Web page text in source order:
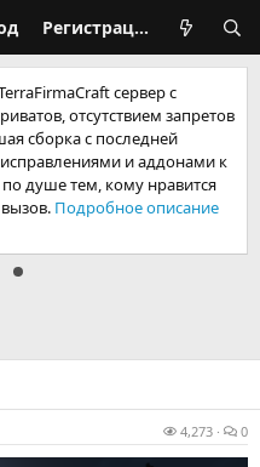
Регистрация
сервер с
отсутствием запретов
сборка с последней
и аддонами к
душе тем, кому нравится
Подробное описание
4,273 0